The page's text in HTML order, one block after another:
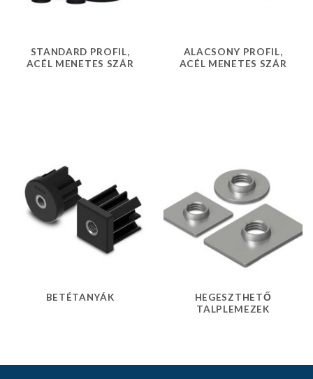
STANDARD PROFIL,
ACÉL MENETES SZÁR
ALACSONY PROFIL,
ACÉL MENETES SZÁR
BETÉTANYÁK
HEGESZTHETŐ
TALPLEMEZEK